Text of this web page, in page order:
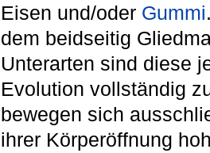
Eisen und/oder Gummi
dem beidseitig
Unterarten sind diese
Evolution vollständig
bewegen sich
ihrer Körperöffnung